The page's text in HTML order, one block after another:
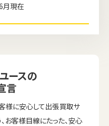
現在
ースの
言
様に安心して出張買取サ
お客様目線にたった、安心